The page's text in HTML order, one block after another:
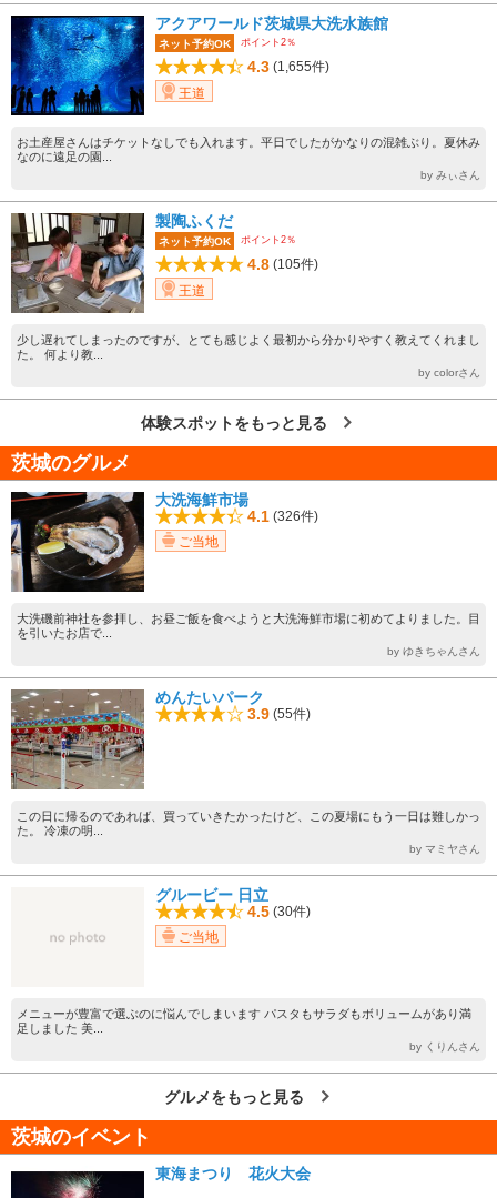
アクアワールド茨城県大洗水族館
ネット予約OK ポイント2％
4.3 (1,655件)
王道
お土産屋さんはチケットなしでも入れます。平日でしたがかなりの混雑ぶり。夏休み
なのに遠足の園...
by みぃさん
製陶ふくだ
ネット予約OK ポイント2％
4.8 (105件)
王道
少し遅れてしまったのですが、とても感じよく最初から分かりやすく教えてくれまし
た。 何より教...
by colorさん
体験スポットをもっと見る
茨城のグルメ
大洗海鮮市場
4.1 (326件)
ご当地
大洗磯前神社を参拝し、お昼ご飯を食べようと大洗海鮮市場に初めてよりました。目
を引いたお店で...
by ゆきちゃんさん
めんたいパーク
3.9 (55件)
この日に帰るのであれば、買っていきたかったけど、この夏場にもう一日は難しかっ
た。 冷凍の明...
by マミヤさん
グルービー 日立
4.5 (30件)
ご当地
メニューが豊富で選ぶのに悩んでしまいます パスタもサラダもボリュームがあり満
足しました 美...
by くりんさん
グルメをもっと見る
茨城のイベント
東海まつり 花火大会